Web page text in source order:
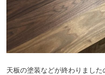
天板の塗装などが終わりました